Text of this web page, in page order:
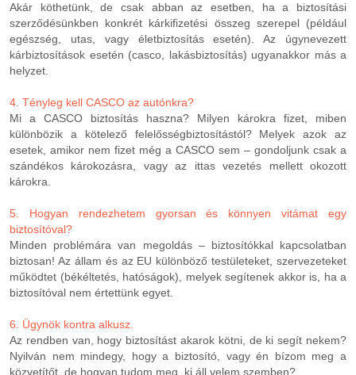
Akár köthetünk, de csak abban az esetben, ha a biztosítási
szerződésünkben konkrét kárkifizetési összeg szerepel (például
egészség, utas, vagy életbiztosítás esetén). Az úgynevezett
kárbiztosítások esetén (casco, lakásbiztosítás) ugyanakkor más a
helyzet.
4. Tényleg kell CASCO az autónkra?
Mi a CASCO biztosítás haszna? Milyen károkra fizet, miben
különbözik a kötelező felelősségbiztosítástól? Melyek azok az
esetek, amikor nem fizet még a CASCO sem – gondoljunk csak a
szándékos károkozásra, vagy az ittas vezetés mellett okozott
károkra.
5. Hogyan rendezhetem gyorsan és könnyen vitámat egy
biztosítóval?
Minden problémára van megoldás – biztosítókkal kapcsolatban
biztosan! Az állam és az EU különböző testületeket, szervezeteket
működtet (békéltetés, hatóságok), melyek segítenek akkor is, ha a
biztosítóval nem értettünk egyet.
6. Ügynök kontra alkusz.
Az rendben van, hogy biztosítást akarok kötni, de ki segít nekem?
Nyilván nem mindegy, hogy a biztosító, vagy én bízom meg a
közvetítőt, de hogyan tudom meg, ki áll velem szemben?